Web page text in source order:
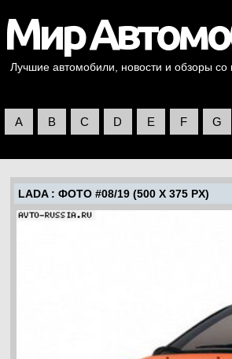
Лучшие автомобили, новости и обзоры со
A B C D E F G
LADA: ФОТО #08/19 (500 X 375 PX)